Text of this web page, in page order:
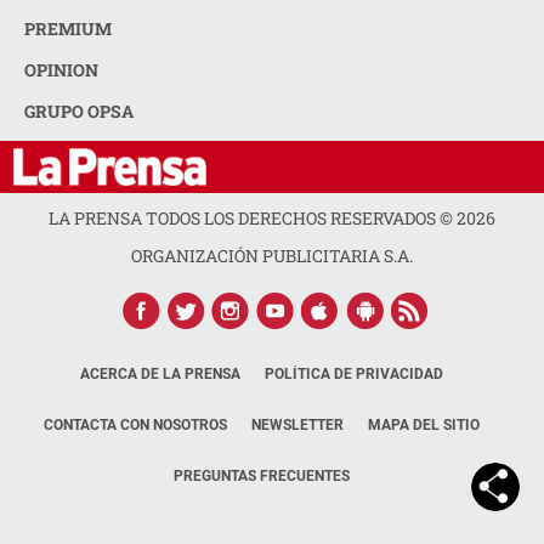
PREMIUM
OPINION
GRUPO OPSA
LA PRENSA TODOS LOS DERECHOS RESERVADOS ©2026
ORGANIZACIÓN PUBLICITARIA S.A.
ACERCA DE LA PRENSA POLÍTICA DE PRIVACIDAD
CONTACTA CON NOSOTROS NEWSLETTER MAPA DEL SITIO
PREGUNTAS FRECUENTES